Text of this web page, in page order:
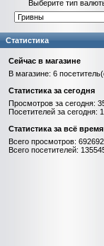
Выберите тип
Статистика
Сейчас в магазине
В магазине: 6
Статистика за сегодня
Просмотров за сегодня:
Посетителей за сегодня:
Статистика за всё время
Всего просмотров:
Всего посетителей: